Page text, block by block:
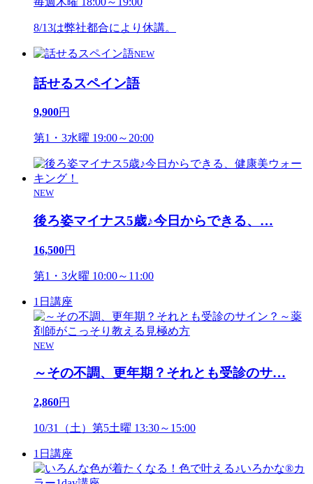
8/13は弊社都合により休講。
NEW
話せるスペイン語
9,900円
第1・3水曜 19:00～20:00
NEW
後ろ姿マイナス5歳♪今日からできる、 …
16,500円
第1・3火曜 10:00～11:00
1日講座
NEW
～その不調、更年期？それとも受診のサ…
2,860円
10/31（土）第5土曜 13:30～15:00
1日講座